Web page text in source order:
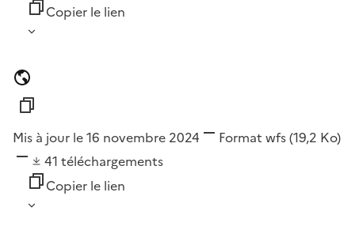
Copier le lien
Mis à jour le 16 novembre 2024 Format wfs(19,2 Ko)
41 téléchargements
Copier le lien